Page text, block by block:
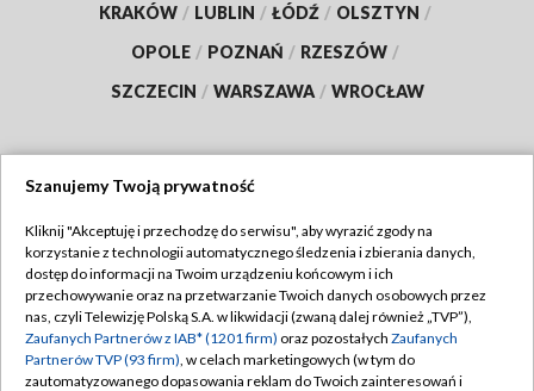
KRAKÓW / LUBLIN / ŁÓDŹ / OLSZTYN /
OPOLE / POZNAŃ / RZESZÓW /
SZCZECIN / WARSZAWA / WROCŁAW
TVP
Abonament TVP
Emisja w TVP
Centrum informacji TVP
Regulamin TVP
Polityka prywatności
Moje zgody
Szanujemy Twoją prywatność
Kliknij "Akceptuję i przechodzę do serwisu", aby wyrazić zgody na
korzystanie z technologii automatycznego śledzenia i zbierania danych,
dostęp do informacji na Twoim urządzeniu końcowym i ich
przechowywanie oraz na przetwarzanie Twoich danych osobowych przez
nas, czyli Telewizję Polską S.A. w likwidacji (zwaną dalej również „TVP”),
Zaufanych Partnerów z IAB* (1201 firm) oraz pozostałych Zaufanych
Partnerów TVP (93 firm), w celach marketingowych (w tym do
zautomatyzowanego dopasowania reklam do Twoich zainteresowań i